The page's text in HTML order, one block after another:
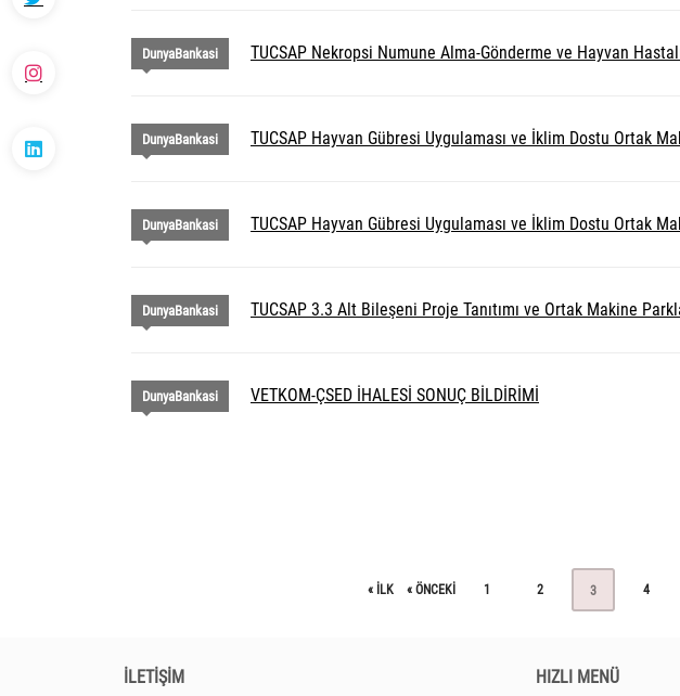
DunyaBankasi TUCSAP Nekropsi Numune Alma-Gönderme ve Hayvan
DunyaBankasi
TUCSAP Hayvan Gübresi Uygulaması ve İklim Dostu Ortak
DunyaBankasi
TUCSAP Hayvan Gübresi Uygulaması ve İklim Dostu Ortak
DunyaBankasi TUCSAP 3.3 Alt Bileşeni Proje Tanıtımı ve Ortak Makine
DunyaBankasi VETKOM-ÇSED İHALESİ SONUÇ BİLDİRİMİ
« ILK « ÖNCEKI 1 2 3 4
İLETİŞİM HIZLI MENÜ